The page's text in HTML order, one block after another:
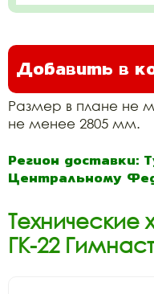
Добавить в
Размер в плане не
не менее 2805 мм.
Регион доставки:
Центральному
Технические
ГК-22